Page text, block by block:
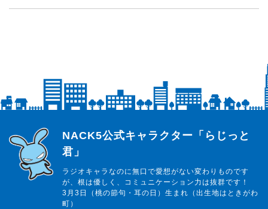
らじっと君
NACK5公式キャラクター「らじっと
君」
ラジオキャラなのに無口で愛想がない変わりものです
が、根は優しく、コミュニケーション力は抜群です！
3月3日（桃の節句・耳の日）生まれ（出生地はときがわ
町）